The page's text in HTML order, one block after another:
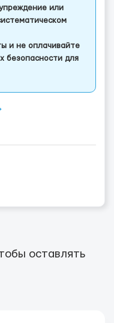
или
и не оплачивайте
безопасности для
оставлять